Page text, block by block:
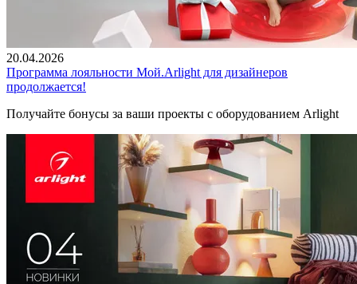
20.04.2026
Программа лояльности Мой.Arlight для дизайнеров
продолжается!
Получайте бонусы за ваши проекты с оборудованием Arlight